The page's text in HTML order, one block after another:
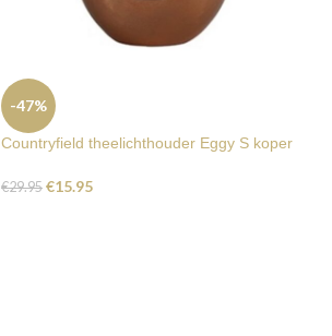
-47%
Countryfield theelichthouder Eggy S koper
€29.95 €15.95